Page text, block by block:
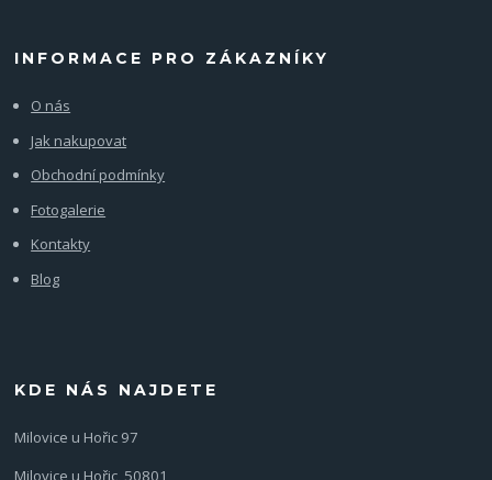
INFORMACE PRO ZÁKAZNÍKY
O nás
Jak nakupovat
Obchodní podmínky
Fotogalerie
Kontakty
Blog
KDE NÁS NAJDETE
Milovice u Hořic 97
Milovice u Hořic, 50801